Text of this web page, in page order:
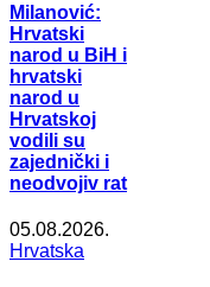
Milanović:
Hrvatski
narod u BiH i
hrvatski
narod u
Hrvatskoj
vodili su
zajednički i
neodvojiv rat
05.08.2026.
Hrvatska